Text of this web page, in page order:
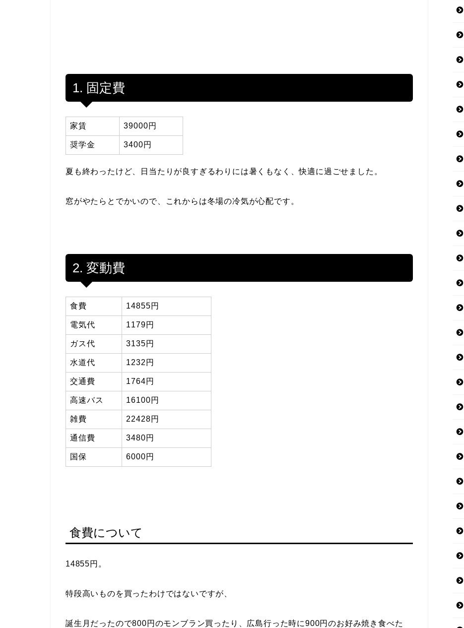
1. 固定費
家賃 39000円
奨学金 3400円
夏も終わったけど、日当たりが良すぎるわりには暑くもなく、快適に過ごせました。
窓がやたらとでかいので、これからは冬場の冷気が心配です。
2. 変動費
食費 14855円
電気代 1179円
ガス代 3135円
水道代 1232円
交通費 1764円
高速バス 16100円
雑費 22428円
通信費 3480円
国保 6000円
食費について
14855円。
特段高いものを買ったわけではないですが、
誕生月だったので800円のモンブラン買ったり、広島行った時に900円のお好み焼き食べた